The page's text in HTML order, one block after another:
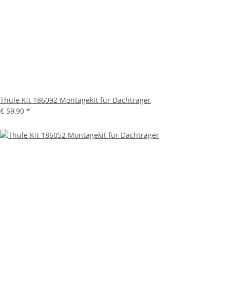
Thule Kit 186092 Montagekit für Dachträger
€ 59,90 *